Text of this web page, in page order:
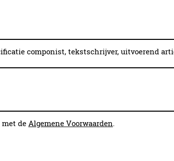
componist, tekstschrijver, uitvoerend
met deAlgemene Voorwaarden.